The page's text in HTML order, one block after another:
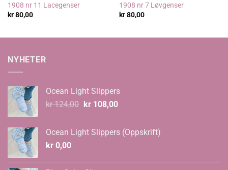
1908 nr 11 Lacegenser
kr80,00
1908 nr 7 Løvgenser
kr80,00
NYHETER
Ocean Light Slippers
kr124,00 Opprinnelig
kr 124,00.
kr108,00Nåværende
kr 108,00.
Ocean Light Slippers (Oppskrift)
kr 0,00